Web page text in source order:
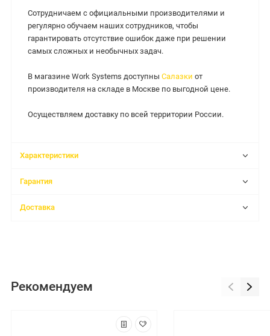
Сотрудничаем с официальными производителями и
регулярно обучаем наших сотрудников, чтобы
гарантировать отсутствие ошибок даже при решении
самых сложных и необычных задач.
В магазине Work Systems доступны Салазки от
производителя на складе в Москве по выгодной цене.
Осуществляем доставку по всей территории России.
Характеристики
Гарантия
Доставка
Рекомендуем